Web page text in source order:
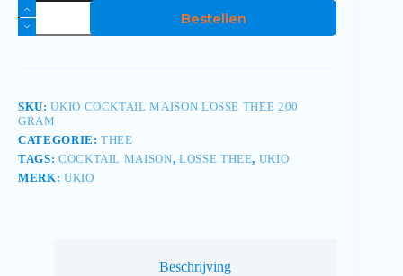
Bestellen
SKU:UKIO COCKTAIL MAISON LOSSE THEE 200
GRAM
CATEGORIE:THEE
TAGS: COCKTAIL MAISON, LOSSE THEE, UKIO
MERK: UKIO
Beschrijving